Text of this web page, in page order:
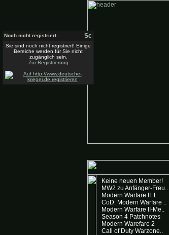
Keine neuen Member!
MW2 zu Anfänger-Freu..
Modern Warfare II: L..
CoD: Modern Warfare ..
Modern Warfare II-Me..
Season 4 Patchnotes
Modern Warefare 2
Call of Duty Warzone..
Noch nicht registriert...
Sie sind noch nicht registriert! Einige
Bereiche werden für Sie nicht
zugänglich sein.
Zur Registrierung